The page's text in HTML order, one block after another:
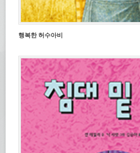
행복한 허수아비